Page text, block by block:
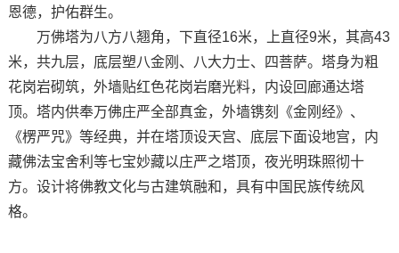
恩德，护佑群生。
万佛塔为八方八翘角，下直径16米，上直径9米，其高43
米，共九层，底层塑八金刚、八大力士、四菩萨。塔身为粗
花岗岩砌筑，外墙贴红色花岗岩磨光料，内设回廊通达塔
顶。塔内供奉万佛庄严全部真金，外墙镌刻《金刚经》、
《楞严咒》等经典，并在塔顶设天宫、底层下面设地宫，内
藏佛法宝舍利等七宝妙藏以庄严之塔顶，夜光明珠照彻十
方。设计将佛教文化与古建筑融和，具有中国民族传统风
格。